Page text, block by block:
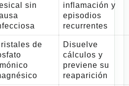
sin
inflamación y
episodios
recurrentes
de
Disuelve
cálculos y
previene su
reaparición